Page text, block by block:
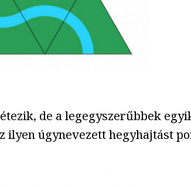
de a legegyszerűbbek
ilyen úgynevezett hegyhajtást